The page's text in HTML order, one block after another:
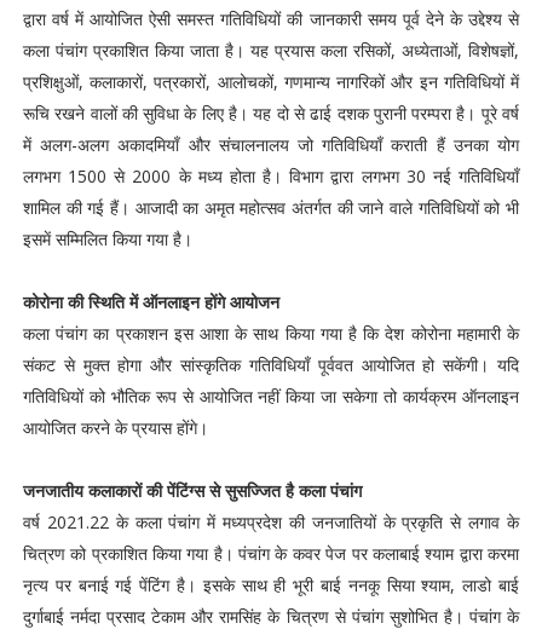
द्वारा वर्ष में आयोजित ऐसी समस्त गतिविधियों की जानकारी समय पूर्व देने के उद्देश्य से
कला पंचांग प्रकाशित किया जाता है। यह प्रयास कला रसिकों, अध्येताओं, विशेषज्ञों,
प्रशिक्षुओं, कलाकारों, पत्रकारों, आलोचकों, गणमान्य नागरिकों और इन गतिविधियों में
रूचि रखने वालों की सुविधा के लिए है। यह दो से ढाई दशक पुरानी परम्परा है। पूरे वर्ष
में अलग-अलग अकादमियाँ और संचालनालय जो गतिविधियाँ कराती हैं उनका योग
लगभग 1500 से 2000 के मध्य होता है। विभाग द्वारा लगभग 30 नई गतिविधियाँ
शामिल की गई हैं। आजादी का अमृत महोत्सव अंतर्गत की जाने वाले गतिविधियों को भी
इसमें सम्मिलित किया गया है।
कोरोना की स्थिति में ऑनलाइन होंगे आयोजन
कला पंचांग का प्रकाशन इस आशा के साथ किया गया है कि देश कोरोना महामारी के
संकट से मुक्त होगा और सांस्कृतिक गतिविधियाँ पूर्ववत आयोजित हो सकेंगी। यदि
गतिविधियों को भौतिक रूप से आयोजित नहीं किया जा सकेगा तो कार्यक्रम ऑनलाइन
आयोजित करने के प्रयास होंगे।
जनजातीय कलाकारों की पेंटिंग्स से सुसज्जित है कला पंचांग
वर्ष 2021.22 के कला पंचांग में मध्यप्रदेश की जनजातियों के प्रकृति से लगाव के
चित्रण को प्रकाशित किया गया है। पंचांग के कवर पेज पर कलाबाई श्याम द्वारा करमा
नृत्य पर बनाई गई पेंटिंग है। इसके साथ ही भूरी बाई ननकू सिया श्याम, लाडो बाई
दुर्गाबाई नर्मदा प्रसाद टेकाम और रामसिंह के चित्रण से पंचांग सुशोभित है। पंचांग के